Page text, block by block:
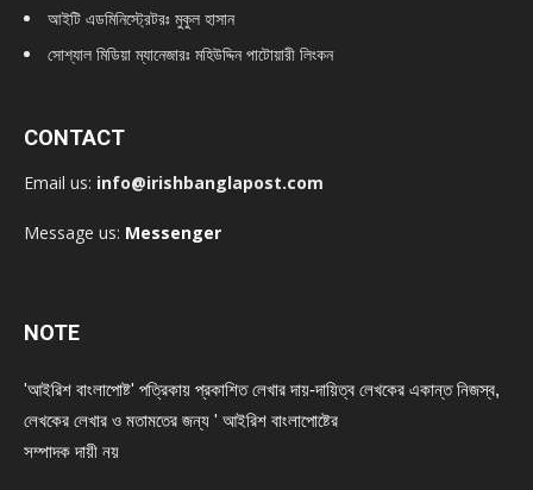
আইটি এডমিনিস্ট্রেটরঃ মুকুল হাসান
সোশ্যাল মিডিয়া ম্যানেজারঃ মহিউদ্দিন পাটোয়ারী লিংকন
CONTACT
Email us: info@irishbanglapost.com
Message us: Messenger
NOTE
'আইরিশ বাংলাপোষ্ট' পত্রিকায় প্রকাশিত লেখার দায়-দায়িত্ব লেখকের একান্ত নিজস্ব,
লেখকের লেখার ও মতামতের জন্য ' আইরিশ বাংলাপোষ্টের
সম্পাদক দায়ী নয়